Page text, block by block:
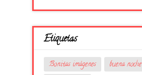
Etiquetas
Bonitas imágenes
buena noche